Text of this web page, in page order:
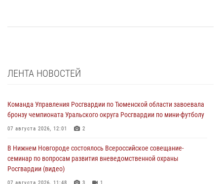
ЛЕНТА НОВОСТЕЙ
Команда Управления Росгвардии по Тюменской области завоевала
бронзу чемпионата Уральского округа Росгвардии по мини-футболу
07 августа 2026, 12:01 2
В Нижнем Новгороде состоялось Всероссийское совещание-
семинар по вопросам развития вневедомственной охраны
Росгвардии (видео)
07 августа 2026, 11:48 3 1